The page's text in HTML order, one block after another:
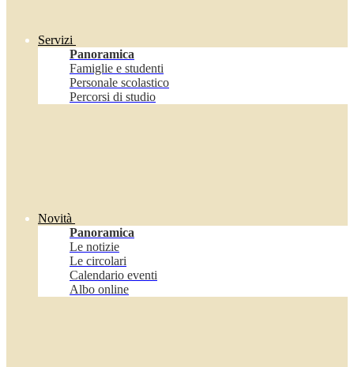
Servizi
Panoramica
Famiglie e studenti
Personale scolastico
Percorsi di studio
Novità
Panoramica
Le notizie
Le circolari
Calendario eventi
Albo online